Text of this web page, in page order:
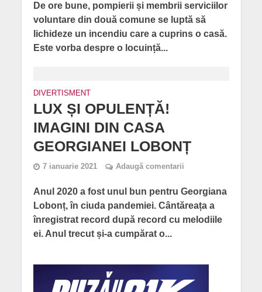
De ore bune, pompierii și membrii serviciilor
voluntare din două comune se luptă să
lichideze un incendiu care a cuprins o casă.
Este vorba despre o locuință...
DIVERTISMENT
LUX ȘI OPULENȚĂ!
IMAGINI DIN CASA
GEORGIANEI LOBONȚ
7 ianuarie 2021 Adaugă comentarii
Anul 2020 a fost unul bun pentru Georgiana
Lobonț, în ciuda pandemiei. Cântăreața a
înregistrat record după record cu melodiile
ei. Anul trecut și-a cumpărat o...